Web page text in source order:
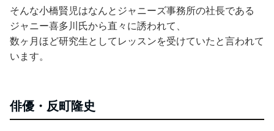
そんな小橋賢児はなんとジャニーズ事務所の社長である
ジャニー喜多川氏から直々に誘われて、
数ヶ月ほど研究生としてレッスンを受けていたと言われて
います。
俳優・反町隆史